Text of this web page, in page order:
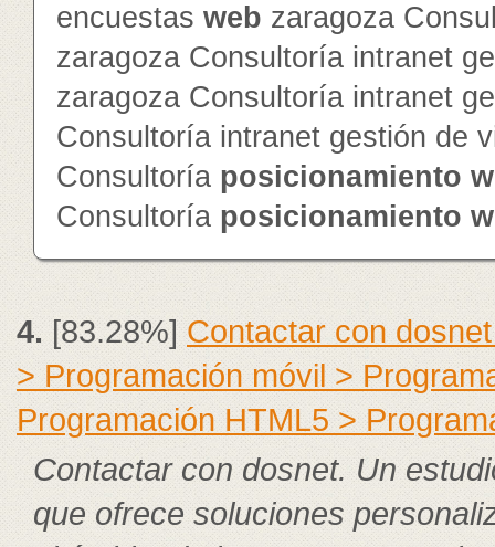
encuestas web zaragoza
zaragoza Consultoría intranet
zaragoza Consultoría intranet
Consultoría intranet gestión de
Consultoría posicionamiento
Consultoría posicionamiento
4. [83.28%] Contactar con
> Programación móvil >
Programación HTML5 >
Contactar con dosnet. Un
que ofrece soluciones